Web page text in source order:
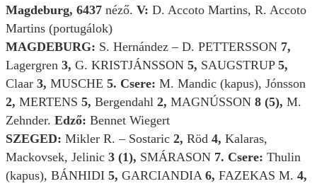
Magdeburg, 6437 néző. V: D. Accoto Martins, R. Accoto
Martins (portugálok)
MAGDEBURG: S. Hernández – D. PETTERSSON 7,
Lagergren 3, G. KRISTJÁNSSON 5, SAUGSTRUP 5,
Claar 3, MUSCHE 5. Csere: M. Mandic (kapus), Jónsson
2, MERTENS 5, Bergendahl 2, MAGNÚSSON 8 (5), M.
Zehnder. Edző: Bennet Wiegert
SZEGED: Mikler R. – Sostaric 2, Röd 4, Kalaras,
Mackovsek, Jelinic 3 (1), SMÁRASON 7. Csere: Thulin
(kapus), BÁNHIDI 5, GARCIANDIA 6, FAZEKAS M. 4,